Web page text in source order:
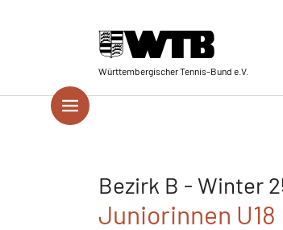
Württembergischer Tennis-Bund e.V.
Bezirk B - Winter
Juniorinnen U18